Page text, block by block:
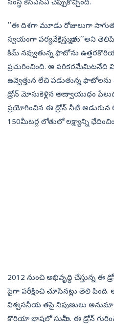
సంస్థ కేసీఎన్‌ఏ చెప్పుకొచ్చింది.
‘‘ఈ దిశగా మూడు రోజులుగా
స్వయంగా పర్యవేక్షిస్తున్నారు’’అని
కిమ్‌ నవ్వుతున్న ఫొటోను
ప్రచురించింది. ఆ పరికరమేమిటనేది
ఉవ్వెత్తున లేచి పడుతున్న
డ్రోన్‌ మోసుకెళ్లిన అణ్వాయుధం
ప్రయోగించిన ఈ డ్రోన్‌ నీటి అడుగున
150మీటర్ల లోతులో లక్ష్యాన్ని
2012 నుంచి అభివృద్ధి చేస్తున్న ఈ
పైగా పరీక్షించి చూసినట్లు తెలి
విశ్వసనీయ తపై నిపుణులు
కొరియా భాషలో సునామీ. ఈ డ్రోన్‌